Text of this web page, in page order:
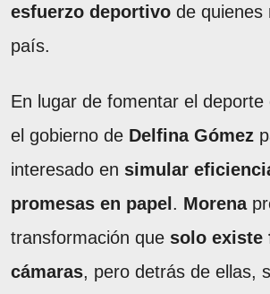
esfuerzo deportivo de quienes
país.
En lugar de fomentar el deporte
el gobierno de Delfina Gómez
interesado en simular
promesas en papel . Morena
transformación que solo existe
cámaras, pero detrás de ellas,